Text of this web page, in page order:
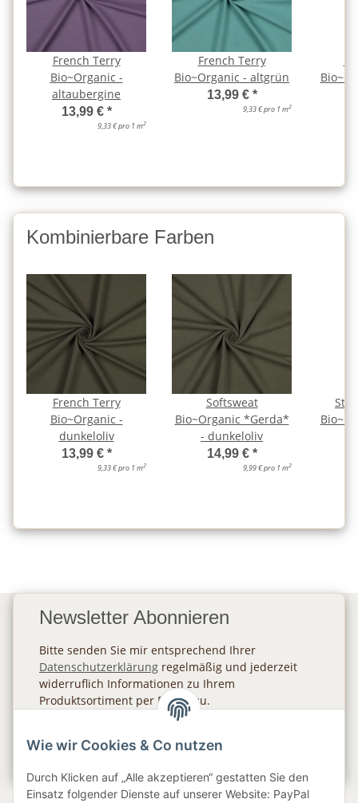
French Terry
Bio~Organic -
altaubergine
13,99 € *
9,33 € pro 1 m2
French Terry
Bio~Organic - altgrün
13,99 € *
9,33 € pro 1 m2
Kombinierbare Farben
French Terry
Bio~Organic -
dunkeloliv
13,99 € *
9,33 € pro 1 m2
Softsweat
Bio~Organic *Gerda*
- dunkeloliv
14,99 € *
9,99 € pro 1 m2
Newsletter Abonnieren
Bitte senden Sie mir entsprechend Ihrer
Datenschutzerklärung regelmäßig und jederzeit
widerruflich Informationen zu Ihrem
Produktsortiment per E-Mail zu.
Wie wir Cookies & Co nutzen
Durch Klicken auf „Alle akzeptieren“ gestatten Sie den
Einsatz folgender Dienste auf unserer Website: PayPal